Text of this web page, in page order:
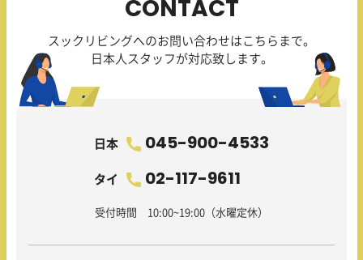
CONTACT
スックリビングへのお問い合わせはこちらまで。
日本人スタッフが対応致します。
日本 045-900-4533
タイ 02-117-9611
受付時間 10:00~19:00（水曜定休）